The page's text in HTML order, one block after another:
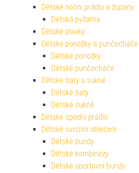
Dětské noční prádlo a župany
Dětská pyžama
Dětské plavky
Dětské ponožky a punčocháče
Dětské ponožky
Dětské punčocháče
Dětské šaty a sukně
Dětské šaty
Dětské sukně
Dětské spodní prádlo
Dětské svrchní oblečení
Dětské bundy
Dětské kombinézy
Dětské sportovní bundy